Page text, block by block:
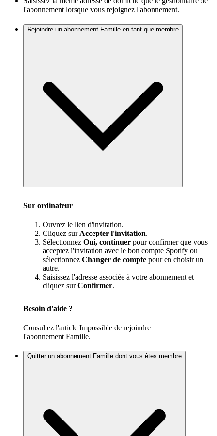
l'abonnement lorsque vous rejoignez l'abonnement.
Rejoindre un abonnement Famille en tant que membre
Sur ordinateur
Ouvrez le lien d'invitation.
Cliquez sur Accepter l'invitation.
Sélectionnez Oui, continuer pour confirmer que vous
acceptez l'invitation avec le bon compte Spotify ou
sélectionnez Changer de compte pour en choisir un
autre.
Saisissez l'adresse associée à votre abonnement et
cliquez surConfirmer.
Besoin d'aide ?
Consultez l'article Impossible de rejoindre
l'abonnement Famille.
Quitter un abonnement Famille dont vous êtes membre